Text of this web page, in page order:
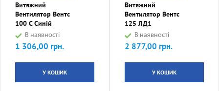
Витяжний
Вентилятор Вентс
100 С Синій
В наявності
Ціна
1 306,00 грн.
У КОШИК
Витяжний
Вентилятор Вентс
125 ЛД1
В наявності
Ціна
2 877,00 грн.
У КОШИК